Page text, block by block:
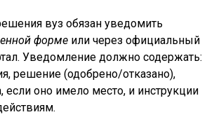
вуз обязан уведомить
форме или через официальный
Уведомление должно содержать:
решение (одобрено/отказано),
если оно имело место, и инструкции